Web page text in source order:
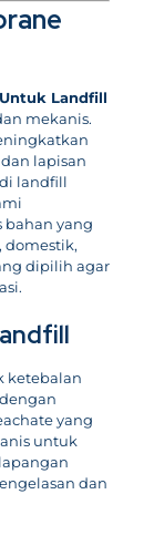
Landfill
mekanis.
lapisan
landfill
yang
domestik,
dipilih agar
ketebalan
yang
untuk
dan